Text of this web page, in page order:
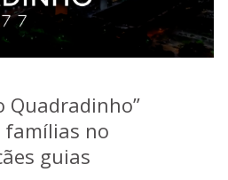
Quadradinho”
famílias no
guias